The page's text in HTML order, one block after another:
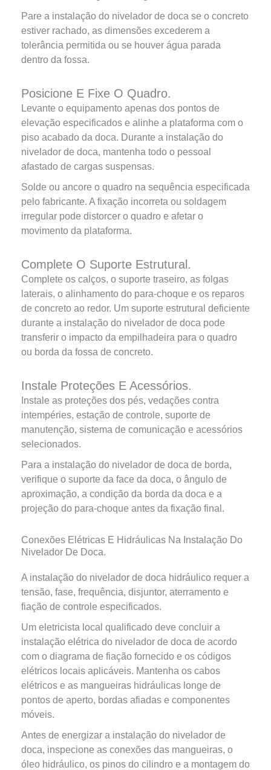
Pare a instalação do nivelador de doca se o concreto
estiver rachado, as dimensões excederem a
tolerância permitida ou se houver água parada
dentro da fossa.
Posicione E Fixe O Quadro.
Levante o equipamento apenas dos pontos de
elevação especificados e alinhe a plataforma com o
piso acabado da doca. Durante a instalação do
nivelador de doca, mantenha todo o pessoal
afastado de cargas suspensas.
Solde ou ancore o quadro na sequência especificada
pelo fabricante. A fixação incorreta ou soldagem
irregular pode distorcer o quadro e afetar o
movimento da plataforma.
Complete O Suporte Estrutural.
Complete os calços, o suporte traseiro, as folgas
laterais, o alinhamento do para-choque e os reparos
de concreto ao redor. Um suporte estrutural deficiente
durante a instalação do nivelador de doca pode
transferir o impacto da empilhadeira para o quadro
ou borda da fossa de concreto.
Instale Proteções E Acessórios.
Instale as proteções dos pés, vedações contra
intempéries, estação de controle, suporte de
manutenção, sistema de comunicação e acessórios
selecionados.
Para a instalação do nivelador de doca de borda,
verifique o suporte da face da doca, o ângulo de
aproximação, a condição da borda da doca e a
projeção do para-choque antes da fixação final.
Conexões Elétricas E Hidráulicas Na Instalação Do
Nivelador De Doca.
A instalação do nivelador de doca hidráulico requer a
tensão, fase, frequência, disjuntor, aterramento e
fiação de controle especificados.
Um eletricista local qualificado deve concluir a
instalação elétrica do nivelador de doca de acordo
com o diagrama de fiação fornecido e os códigos
elétricos locais aplicáveis. Mantenha os cabos
elétricos e as mangueiras hidráulicas longe de
pontos de aperto, bordas afiadas e componentes
móveis.
Antes de energizar a instalação do nivelador de
doca, inspecione as conexões das mangueiras, o
óleo hidráulico, os pinos do cilindro e a montagem do